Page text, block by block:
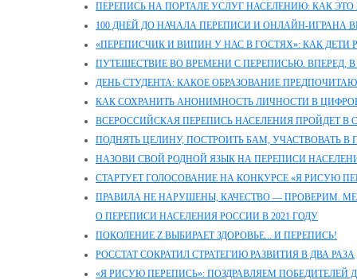
ПЕРЕПИСЬ НА ПОРТАЛЕ УСЛУГ НАСЕЛЕНИЮ: КАК ЭТО
100 ДНЕЙ ДО НАЧАЛА ПЕРЕПИСИ И ОНЛАЙН-ИГРАНА
«ПЕРЕПИСЧИК И ВИПИН У НАС В ГОСТЯХ»: КАК ДЕТИ
ПУТЕШЕСТВИЕ ВО ВРЕМЕНИ С ПЕРЕПИСЬЮ. ВПЕРЕД,
ДЕНЬ СТУДЕНТА: КАКОЕ ОБРАЗОВАНИЕ
КАК СОХРАНИТЬ АНОНИМНОСТЬ ЛИЧНОСТИ В
ВСЕРОССИЙСКАЯ ПЕРЕПИСЬ НАСЕЛЕНИЯ ПРОЙДЕТ В
ПОДНЯТЬ ЦЕЛИНУ, ПОСТРОИТЬ БАМ, УЧАСТВОВАТЬ В
НАЗОВИ СВОЙ РОДНОЙ ЯЗЫК НА ПЕРЕПИСИ
СТАРТУЕТ ГОЛОСОВАНИЕ НА КОНКУРСЕ «Я РИСУЮ
ПРАВИЛА НЕ НАРУШЕНЫ, КАЧЕСТВО — ПРОВЕРИМ.
О ПЕРЕПИСИ НАСЕЛЕНИЯ РОССИИ В 2021 ГОДУ
ПОКОЛЕНИЕ Z ВЫБИРАЕТ ЗДОРОВЬЕ... И ПЕРЕПИСЬ!
РОССТАТ СОКРАТИЛ СТРАТЕГИЮ РАЗВИТИЯ В ДВА РАЗА
«Я РИСУЮ ПЕРЕПИСЬ»: ПОЗДРАВЛЯЕМ ПОБЕДИТЕЛЕЙ